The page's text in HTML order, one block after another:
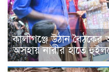
কালীগঞ্জে উঠান বৈঠকের
অসহায় নারীর হাতে